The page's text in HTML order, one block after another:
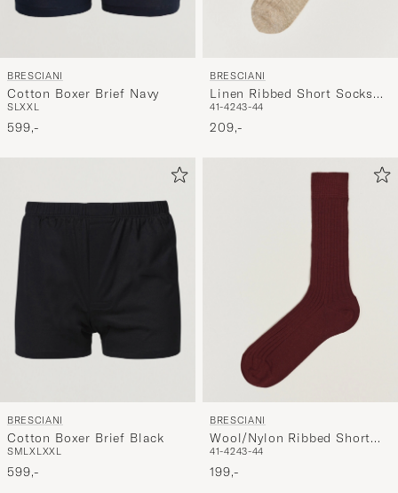
BRESCIANI
Cotton Boxer Brief Navy
SLXXL
599,-
BRESCIANI
Linen Ribbed Short Socks
Sand Melange
41-4243-44
209,-
BRESCIANI
Cotton Boxer Brief Black
SMLXLXXL
599,-
BRESCIANI
Wool/Nylon Ribbed Short
Socks Burgundy
41-4243-44
199,-